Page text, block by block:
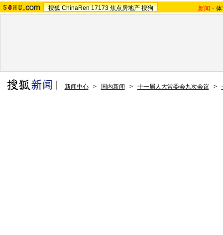
搜狐 ChinaRen 17173 焦点房地产 搜狗 新闻 -
新闻中心 > 国内新闻 > 十一届人大常委会九次会议 >